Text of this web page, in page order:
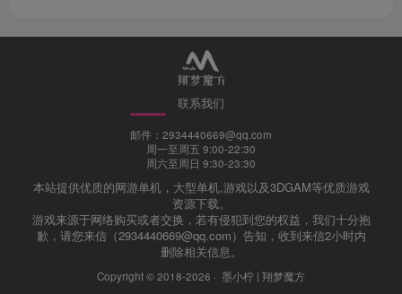
联系我们
邮件：2934440669@qq.com
周一至周五 9:00-22:30
周六至周日 9:30-23:30
本站提供优质的网游单机，大型单机,游戏以及3DGAM等优质游戏
资源下载。
游戏来源于网络购买或者交换，若有侵犯到您的权益，我们十分抱
歉，请您来信（2934440669@qq.com）告知，收到来信2小时内
删除相关信息。
Copyright © 2018-2026 · 墨小柠 | 翔梦魔方